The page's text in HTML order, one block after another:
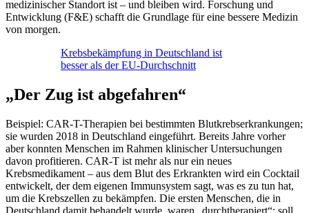
medizinischer Standort ist – und bleiben wird. Forschung und
Entwicklung (F&E) schafft die Grundlage für eine bessere Medizin
von morgen.
Krebsbekämpfung in Deutschland ist
besser als der EU-Durchschnitt
„Der Zug ist abgefahren“
Beispiel: CAR-T-Therapien bei bestimmten Blutkrebserkrankungen;
sie wurden 2018 in Deutschland eingeführt. Bereits Jahre vorher
aber konnten Menschen im Rahmen klinischer Untersuchungen
davon profitieren. CAR-T ist mehr als nur ein neues
Krebsmedikament – aus dem Blut des Erkrankten wird ein Cocktail
entwickelt, der dem eigenen Immunsystem sagt, was es zu tun hat,
um die Krebszellen zu bekämpfen. Die ersten Menschen, die in
Deutschland damit behandelt wurde, waren „durchtherapiert“; soll